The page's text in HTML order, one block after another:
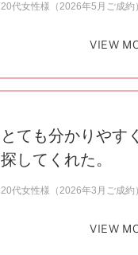
20代女性様（2026年5月ご成約
VIEW
とても分かりやす
探してくれた。
20代女性様（2026年3月ご成約
VIEW